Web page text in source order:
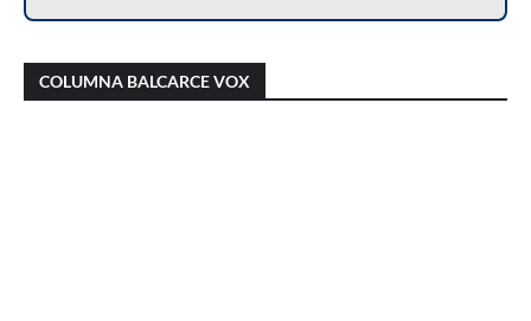
COLUMNA BALCARCE VOX
que se conozca la carga horaria de cada
médico/a municipal
cuestionó el proyecto de reforma de la Ley de
Tierras y advirtió sobre una “entrega total”